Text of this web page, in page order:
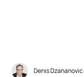
Denis Dzananovic